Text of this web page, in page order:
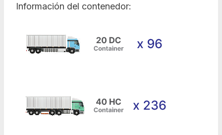
Información del contenedor: